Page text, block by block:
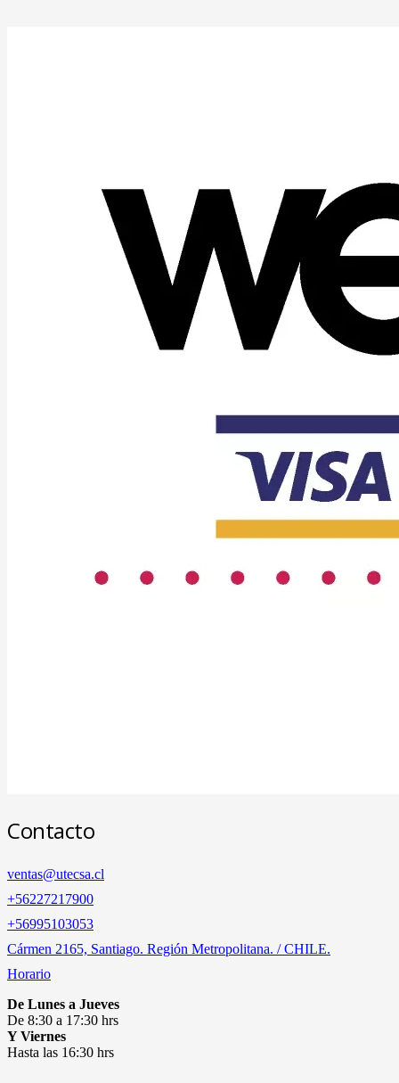
Contacto
ventas@utecsa.cl
+56227217900
‎+56995103053
Cármen 2165, Santiago. Región Metropolitana. / CHILE.
Horario
De Lunes a Jueves
De 8:30 a 17:30 hrs
Y Viernes
Hasta las 16:30 hrs